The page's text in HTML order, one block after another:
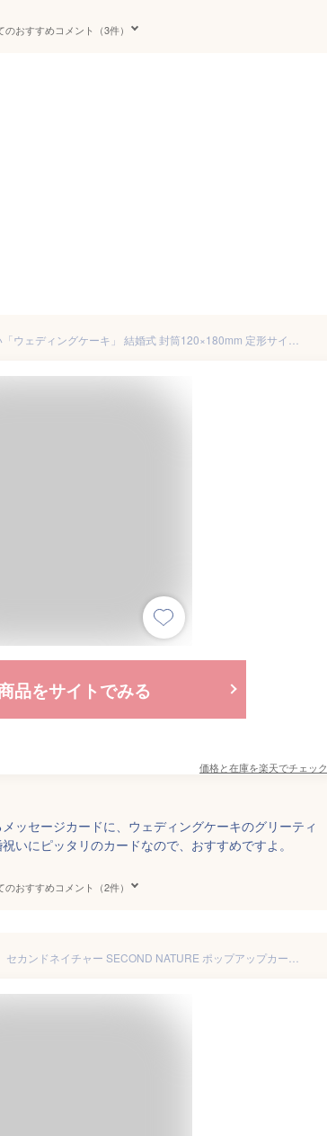
のおすすめコメント（3件）
品をサイトでみる
価格と在庫を楽天でチェック
ッセージカードに、ウェディングケーキのグリーティ
いにピッタリのカードなので、おすすめですよ。
のおすすめコメント（2件）